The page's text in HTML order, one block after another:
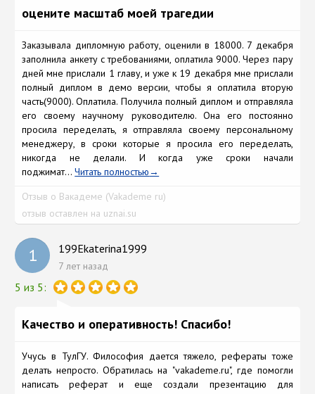
оцените масштаб моей трагедии
Заказывала дипломную работу, оценили в 18000. 7 декабря
заполнила анкету с требованиями, оплатила 9000. Через пару
дней мне прислали 1 главу, и уже к 19 декабря мне прислали
полный диплом в демо версии, чтобы я оплатила вторую
часть(9000). Оплатила. Получила полный диплом и отправляла
его своему научному руководителю. Она его постоянно
просила переделать, я отправляла своему персональному
менеджеру, в сроки которые я просила его переделать,
никогда не делали. И когда уже сроки начали
поджимат...Читать полностью
Отзыв о Вакадеме (Vakademe ru)
отзыв оставлен на uznai.su
1 199Ekaterina1999
7 лет назад
5 из 5:
Качество и оперативность! Спасибо!
Учусь в ТулГУ. Философия дается тяжело, рефераты тоже
делать непросто. Обратилась на "vakademe.ru", где помогли
написать реферат и еще создали презентацию для